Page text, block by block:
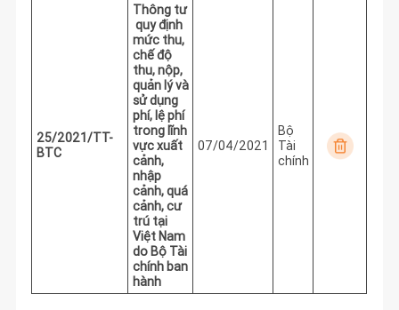
25/2021/TT-
BTC
Thông tư
quy định
mức thu,
chế độ
thu, nộp,
quản lý và
sử dụng
phí, lệ phí
trong lĩnh
vực xuất
cảnh,
nhập
cảnh, quá
cảnh, cư
trú tại
Việt Nam
do Bộ Tài
chính ban
hành
07/04/2021
Bộ
Tài
chính